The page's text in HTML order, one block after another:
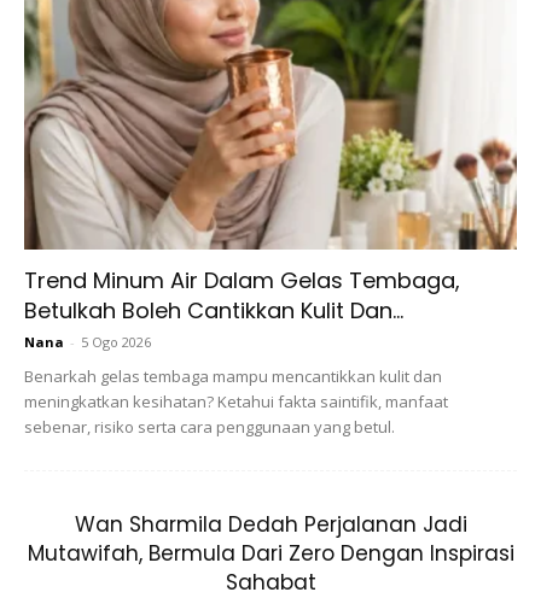
cantik tak? anyways, holiday elok elok tau semua, nanti apa
apa update iman kat dms okay!” tulisnya di ruangan
kapsyen.
“Seiras Datuk Seri Vida…congrats,
“Sekali tengok macam Dato muda versi muda,
Ads
Trend Minum Air Dalam Gelas Tembaga,
Betulkah Boleh Cantikkan Kulit Dan...
Nana - 5 Ogo 2026
Benarkah gelas tembaga mampu mencantikkan kulit dan
meningkatkan kesihatan? Ketahui fakta saintifik, manfaat
sebenar, risiko serta cara penggunaan yang betul.
Wan Sharmila Dedah Perjalanan Jadi
Mutawifah, Bermula Dari Zero Dengan Inspirasi
Sahabat